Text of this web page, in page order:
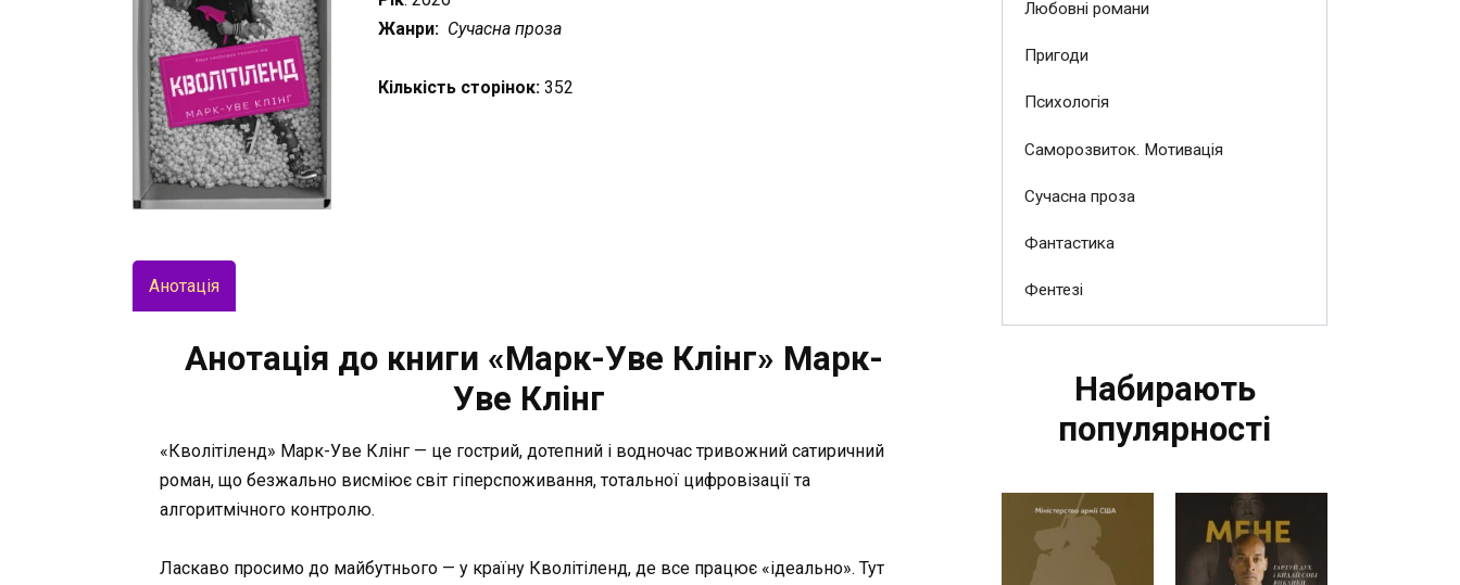
Жанри: Сучасна проза
Кількість сторінок: 352
Анотація
Анотація до книги «Марк-Уве Клінг» Марк-
Уве Клінг
«Кволітіленд» Марк-Уве Клінг — це гострий, дотепний і водночас тривожний сатиричний
роман, що безжально висміює світ гіперспоживання, тотальної цифровізації та
алгоритмічного контролю.
Ласкаво просимо до майбутнього — у країну Кволітіленд, де все працює «ідеально». Тут
Любовні романи
Пригоди
Психологія
Саморозвиток. Мотивація
Сучасна проза
Фантастика
Фентезі
Набирають
популярності